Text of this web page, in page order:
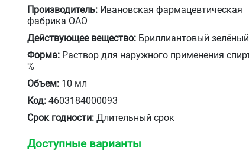
Производитель: Ивановская фармацевтическая
фабрика ОАО
Действующее вещество: Бриллиантовый зелёный
Форма: Раствор для наружного применения
%
Объем: 10 мл
Код: 4603184000093
Срок годности: Длительный срок
Доступные варианты